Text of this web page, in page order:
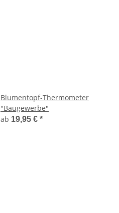
Blumentopf-Thermometer
"Baugewerbe"
ab 19,95 € *